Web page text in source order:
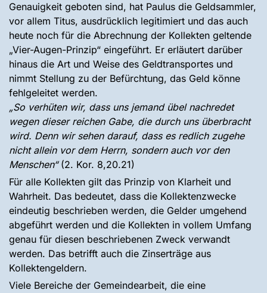
Genauigkeit geboten sind, hat Paulus die Geldsammler,
vor allem Titus, ausdrücklich legitimiert und das auch
heute noch für die Abrechnung der Kollekten geltende
„Vier-Augen-Prinzip“ eingeführt. Er erläutert darüber
hinaus die Art und Weise des Geldtransportes und
nimmt Stellung zu der Befürchtung, das Geld könne
fehlgeleitet werden.
„So verhüten wir, dass uns jemand übel nachredet
wegen dieser reichen Gabe, die durch uns überbracht
wird. Denn wir sehen darauf, dass es redlich zugehe
nicht allein vor dem Herrn, sondern auch vor den
Menschen“(2. Kor. 8,20.21)
Für alle Kollekten gilt das Prinzip von Klarheit und
Wahrheit. Das bedeutet, dass die Kollektenzwecke
eindeutig beschrieben werden, die Gelder umgehend
abgeführt werden und die Kollekten in vollem Umfang
genau für diesen beschriebenen Zweck verwandt
werden. Das betrifft auch die Zinserträge aus
Kollektengeldern.
Viele Bereiche der Gemeindearbeit, die eine